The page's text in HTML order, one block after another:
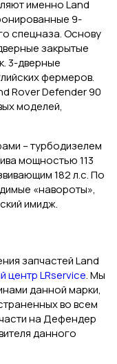
именно Land
9-
спецназа. Основу
закрытые
3-дверные
фермеров.
Rover Defender 90
моделей,
– турбодизелем
мощностью 113
182 л.с. По
«навороты»,
имидж.
запчастей Land
центр LRservice. Мы
данной марки,
во всем
на Дефендер
данного